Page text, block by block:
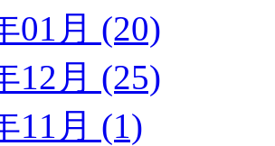
01月 (20)
12月 (25)
11月 (1)